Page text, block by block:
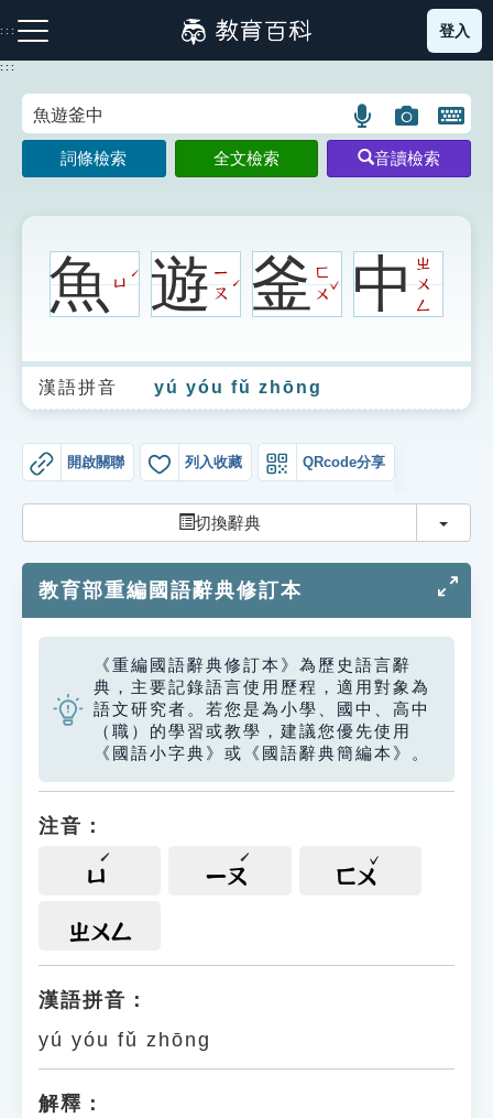
到
主
:::
注音索引圖示 筆畫索引圖示 部首索引表圖示
生字詞彙表
成語故事
索引選單
單字索引
生命大百科索引
遊戲專區
教學應用
貓頭鷹博士
登入
:::
語
言
搜
示
圖
片
搜
示
開
鍵
圖
詞條檢索 全文檢索 音讀檢索
魚ㄩ
ˊ 遊ㄧ
ㄡ
ˊ 釜ㄈ
ㄨ
ˇ中ㄓ
ㄨ
ㄥ
漢語拼音 yú yóu fǔ zhōng
開啟關聯 列入收藏 QRcode分享
切換辭典 切換
教育部重編國語辭典修訂本
《重編國語辭典修訂本》為歷史語言辭
典，主要記錄語言使用歷程，適用對象為
語文研究者。若您是為小學、國中、高中
（職）的學習或教學，建議您優先使用
《國語小字典》或《國語辭典簡編本》。
注音：
ㄩ ㄧㄡ ㄈㄨ
ㄓㄨㄥ
漢語拼音：
yú yóu fǔ zhōng
解釋：